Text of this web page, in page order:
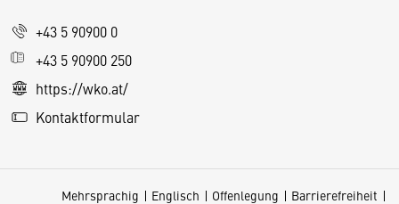
+43 5 90900 0
+43 5 90900 250
https://wko.at/
Kontaktformular
Mehrsprachig Englisch Offenlegung Barrierefreiheit
s
e
S
e